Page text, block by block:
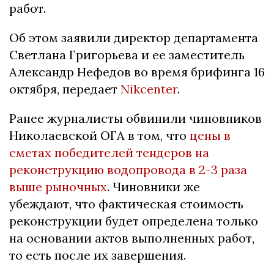
работ.
Об этом заявили директор департамента
Светлана Григорьева и ее заместитель
Александр Нефедов во время брифинга 16
октября, передает Nikcenter.
Ранее журналисты обвинили чиновников
Николаевской ОГА в том, что цены в
сметах победителей тендеров на
реконструкцию водопровода в 2-3 раза
выше рыночных. Чиновники же
убеждают, что фактическая стоимость
реконструкции будет определена только
на основании актов выполненных работ,
то есть после их завершения.